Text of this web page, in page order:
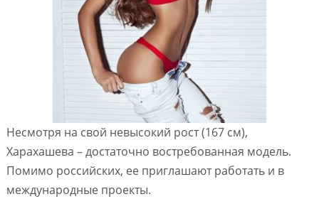
Несмотря на свой невысокий рост (167 см),
Харахашева – достаточно востребованная модель.
Помимо российских, ее приглашают работать и в
международные проекты.